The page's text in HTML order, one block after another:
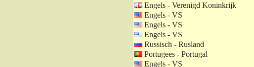
Engels - Verenigd Koninkrijk
Engels - VS
Engels - VS
Engels - VS
Russisch - Rusland
Portugees - Portugal
Engels - VS